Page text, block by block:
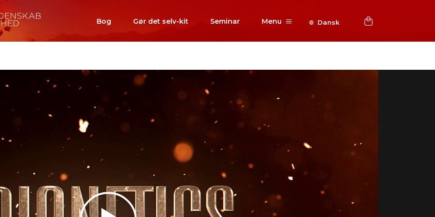
Bog Gør det selv-kit Seminar Menu Dansk